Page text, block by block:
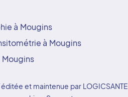
à Mougins
à Mougins
Mougins
et maintenue par LOGICSANTE.